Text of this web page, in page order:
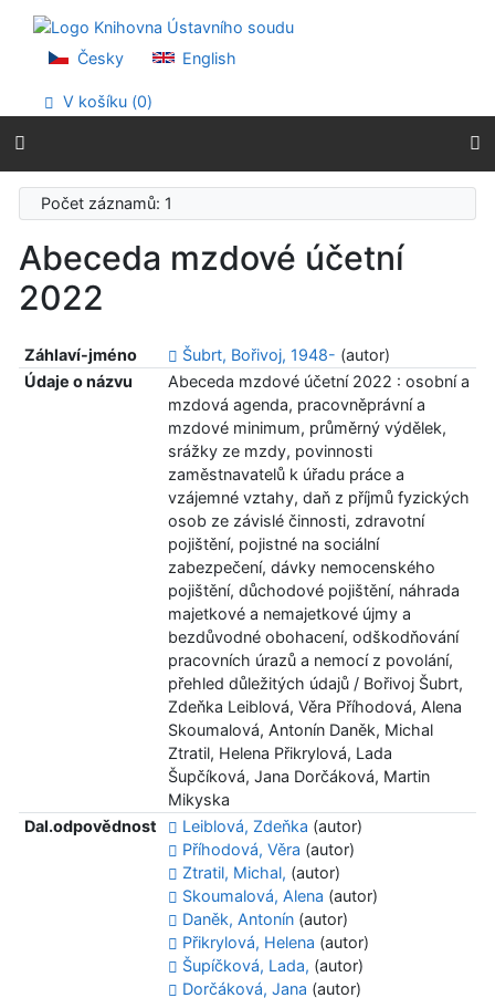
Přejít na menu
Prohlášení o webové přístupnosti
Česky English
V košíku (0)
Počet záznamů: 1
Abeceda mzdové účetní
2022
Záhlaví-jméno Šubrt, Bořivoj, 1948- (autor)
Údaje o názvu
Abeceda mzdové účetní 2022 : osobní a
mzdová agenda, pracovněprávní a
mzdové minimum, průměrný výdělek,
srážky ze mzdy, povinnosti
zaměstnavatelů k úřadu práce a
vzájemné vztahy, daň z příjmů fyzických
osob ze závislé činnosti, zdravotní
pojištění, pojistné na sociální
zabezpečení, dávky nemocenského
pojištění, důchodové pojištění, náhrada
majetkové a nemajetkové újmy a
bezdůvodné obohacení, odškodňování
pracovních úrazů a nemocí z povolání,
přehled důležitých údajů / Bořivoj Šubrt,
Zdeňka Leiblová, Věra Příhodová, Alena
Skoumalová, Antonín Daněk, Michal
Ztratil, Helena Přikrylová, Lada
Šupčíková, Jana Dorčáková, Martin
Mikyska
Dal.odpovědnost
Leiblová, Zdeňka (autor)
Příhodová, Věra (autor)
Ztratil, Michal, (autor)
Skoumalová, Alena (autor)
Daněk, Antonín(autor)
Přikrylová, Helena (autor)
Šupíčková, Lada, (autor)
Dorčáková, Jana (autor)